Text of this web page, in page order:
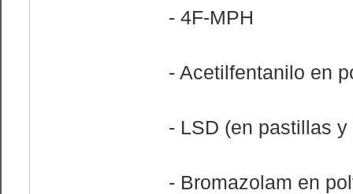
- 4F-MPH
- Acetilfentanilo en
- LSD (en pastillas
- Bromazolam en